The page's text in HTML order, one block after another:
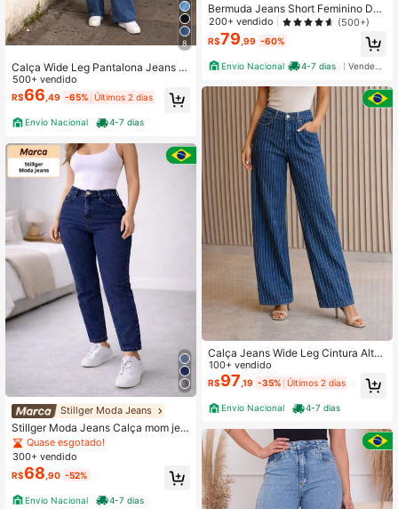
8
Calça Wide Leg Pantalona Jeans F
eminina Cintura Alta Levanta Bumb
um
500+ vendido
R$66,49 -65% Últimos 2 dias
Envio Nacional 4-7 dias
Stillger Moda Jeans
Stillger Moda Jeans Calça mom jea
ns feminina casual de perna reta 10
0% Algodão
Quase esgotado!
300+ vendido
R$68 ,90 -52%
Envio Nacional 4-7 dias
Bermuda Jeans Short Feminino Den
im Básico Com Bolso Melhor Qualid
ade
200+ vendido (500+)
R$79 ,99 -60%
Envio Nacional 4-7 dias
Calça Jeans Wide Leg Cintura Alta
risca de Giz - Casual e Sofisticada
- Jeans Premium
100+ vendido
R$97,19 -35% Últimos 2 dias
Envio Nacional 4-7 dias